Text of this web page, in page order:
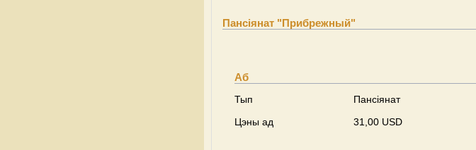
Пансіянат "Прибрежный"
Аб
Тып
Пансіянат
Цэны ад
31,00 USD